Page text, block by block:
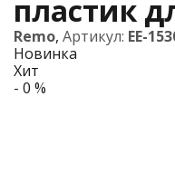
пластик
Remo, Артикул: EE-
Новинка
Хит
- 0 %